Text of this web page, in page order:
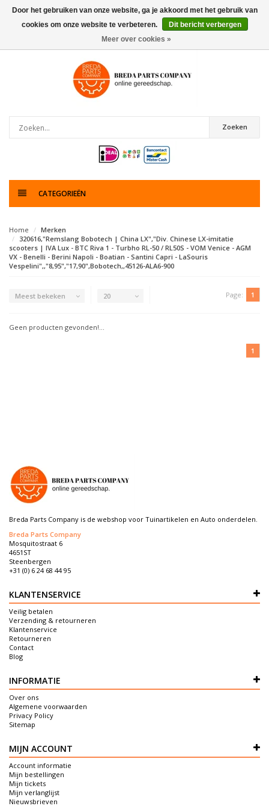
0artikelen
Zoeken
CATEGORIEËN
Home
Merken
320616,"Remslang Bobotech | China LX","Div. Chinese LX-imitatie
scooters | IVA Lux - BTC Riva 1 - Turbho RL-50 / RL50S - VOM Venice - AGM
VX - Benelli - Berini Napoli - Boatian - Santini Capri - LaSouris
Vespelini",,"8,95","17,90",Bobotech,,45126-ALA6-900
Meest bekeken 20 Page: 1
Geen producten gevonden!...
1
Breda Parts Company is de webshop voor Tuinartikelen en Auto onderdelen.
Breda Parts Company
Mosquitostraat 6
4651ST
Steenbergen
+31 (0) 6 24 68 44 95
KLANTENSERVICE
Veilig betalen
Verzending & retourneren
Klantenservice
Retourneren
Contact
Blog
INFORMATIE
Over ons
Algemene voorwaarden
Privacy Policy
Sitemap
MIJN ACCOUNT
Account informatie
Mijn bestellingen
Mijn tickets
Mijn verlanglijst
Nieuwsbrieven
Door het gebruiken van onze website, ga je akkoord met het gebruik van
cookies om onze website te verbeteren.
Dit bericht verbergen
Meer over cookies »